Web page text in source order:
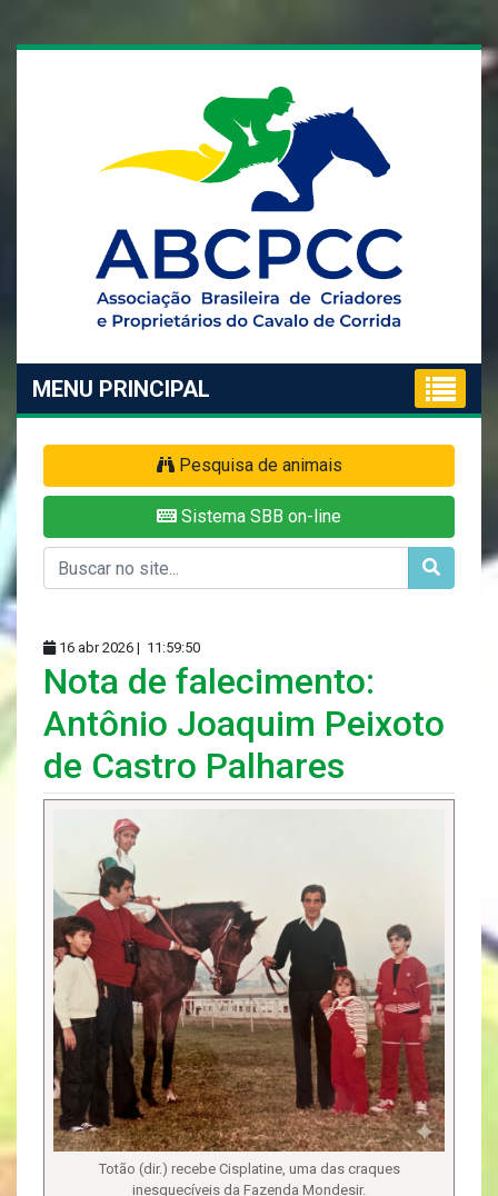
MENU PRINCIPAL
Pesquisa de animais
Sistema SBB on-line
16 abr 2026 | 11:59:50
Nota de falecimento:
Antônio Joaquim Peixoto
de Castro Palhares
Totão (dir.) recebe Cisplatine, uma das craques
inesquecíveis da Fazenda Mondesir.